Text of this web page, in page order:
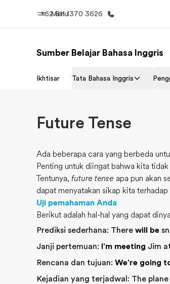
Menu
+62 811 1370 3626
Beranda
Sumber Belajar Bahasa Inggris
Ikhtisar Tata Bahasa Inggris
Future Tense
Ada beberapa cara yang berbeda
Penting untuk diingat bahwa kita
Tentunya, future tense apa pun akan
dapat menyatakan sikap kita
Uji pemahaman Anda
Berikut adalah hal-hal yang dapat
Prediksi sederhana: There will be
Janji pertemuan: I'm meeting Jim
Rencana dan tujuan: We're going
Kejadian yang terjadwal: The plane